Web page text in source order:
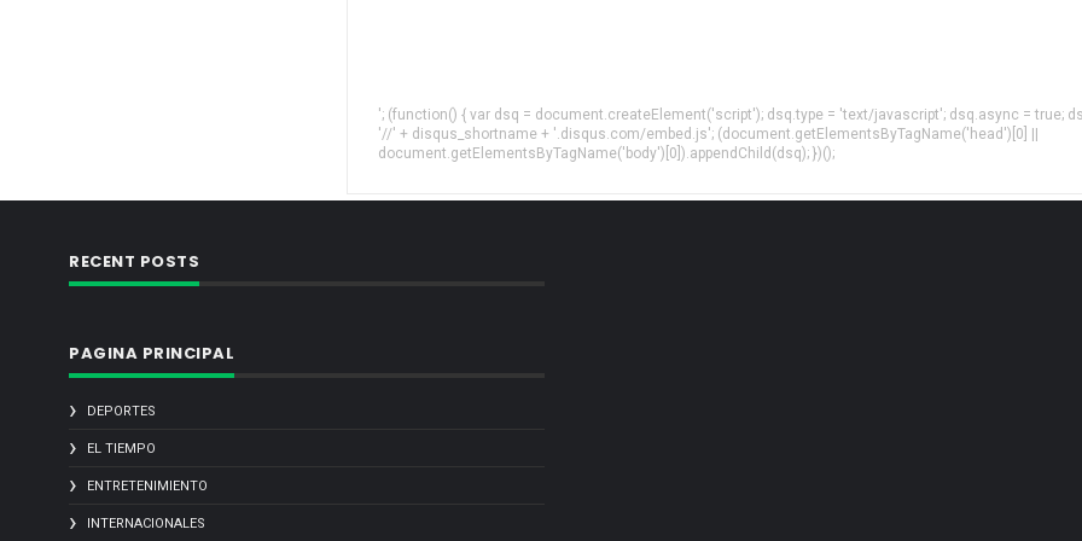
'; (function() { var dsq = document.createElement('script'); dsq.type = 'text/javascript'; dsq.async = true;
'//' + disqus_shortname + '.disqus.com/embed.js'; (document.getElementsByTagName('head')[0] ||
document.getElementsByTagName('body')[0]).appendChild(dsq); })();
RECENT POSTS
PAGINA PRINCIPAL
DEPORTES
EL TIEMPO
ENTRETENIMIENTO
INTERNACIONALES